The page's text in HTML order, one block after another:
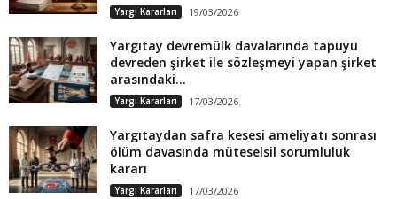
Yargı Kararları 19/03/2026
Yargıtay devremülk davalarında tapuyu
devreden şirket ile sözleşmeyi yapan şirket
arasındaki...
Yargı Kararları 17/03/2026
Yargıtaydan safra kesesi ameliyatı sonrası
ölüm davasında müteselsil sorumluluk
kararı
Yargı Kararları 17/03/2026